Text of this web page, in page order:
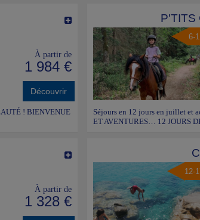
À partir de
1 984 €
Découvrir
! BIENVENUE
P'TITS
6-
Séjours en 12 jours en juillet et
ET AVENTURES… 12 JOURS
À partir de
1 328 €
12-